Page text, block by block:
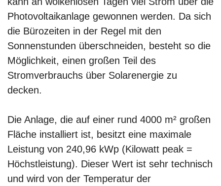
Photovoltaikanlage gewonnen werden. Da sich
die Bürozeiten in der Regel mit den
Sonnenstunden überschneiden, besteht so die
Möglichkeit, einen großen Teil des
Stromverbrauchs über Solarenergie zu
decken.
Die Anlage, die auf einer rund 4000 m² großen
Fläche installiert ist, besitzt eine maximale
Leistung von 240,96 kWp (Kilowatt peak =
Höchstleistung). Dieser Wert ist sehr technisch
und wird von der Temperatur der